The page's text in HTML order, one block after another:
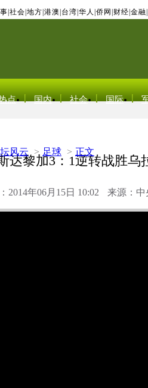
社会 地方 港澳 台湾 华人 侨网 财经 金融
点 国内 社会 国际
风云 > 足球 > 正文
达黎加3：1逆转战胜乌
2014年06月15日 10:02 来源：中